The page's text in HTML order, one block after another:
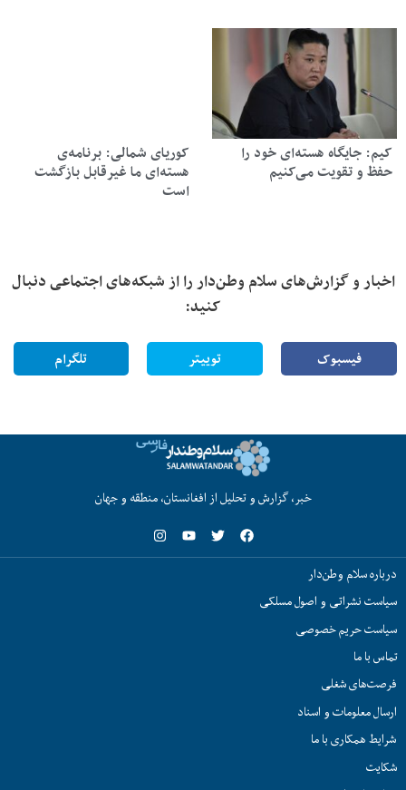
کیم: جایگاه هسته‌ای خود را
حفظ و تقویت می‌کنیم
کوریای شمالی: برنامه‌ی
هسته‌ای ما غیرقابل بازگشت
است
اخبار و گزارش‌های سلام وطن‌دار را از شبکه‌های اجتماعی دنبال
کنید:
فیسبوک توییتر تلگرام
خبر، گزارش و تحلیل از افغانستان، منطقه و جهان
درباره سلام وطن‌دار
سیاست نشراتی و اصول مسلکی
سیاست حریم خصوصی
تماس با ما
فرصت‌های شغلی
ارسال معلومات و اسناد
شرایط همکاری با ما
شکایت